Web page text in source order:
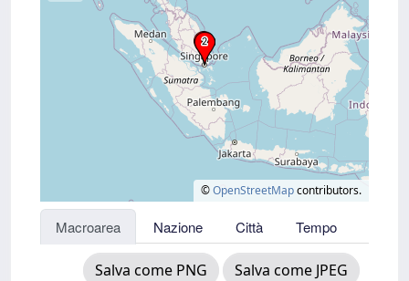
©OpenStreetMapcontributors.
Macroarea Nazione Città Tempo
Salva come PNG Salva come JPEG